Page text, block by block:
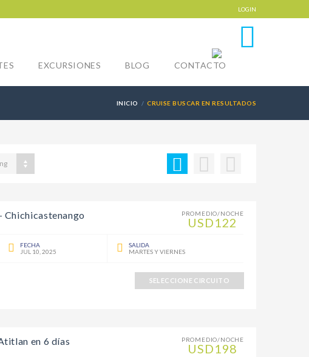
LOGIN
EXCURSIONES BLOG CONTACTO
INICIO CRUISE BUSCAR EN RESULTADOS
PROMEDIO/NOCHE
USD122
FECHA
JUL 10, 2025
SALIDA
MARTES Y VIERNES
SELECCIONE CIRCUITO
en 6 días PROMEDIO/NOCHE
USD198